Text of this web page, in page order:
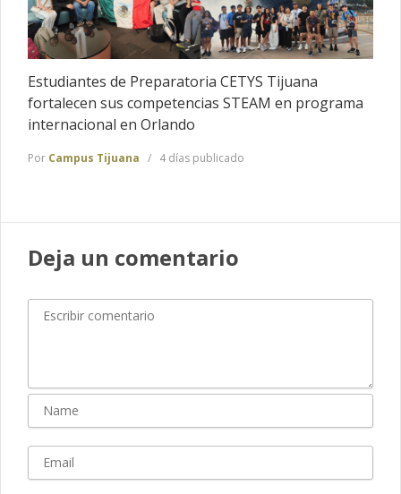
Estudiantes de Preparatoria CETYS Tijuana
fortalecen sus competencias STEAM en programa
internacional en Orlando
Por Campus Tijuana 4 días publicado
Deja un comentario